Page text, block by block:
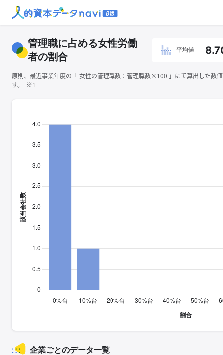
管理職に占める女性労働
者の割合
平均値
原則、最近事業年度の「 ⼥性の管理職数÷管理職数×100 」にて算出した数
す。 ※1
企業ごとのデータ一覧